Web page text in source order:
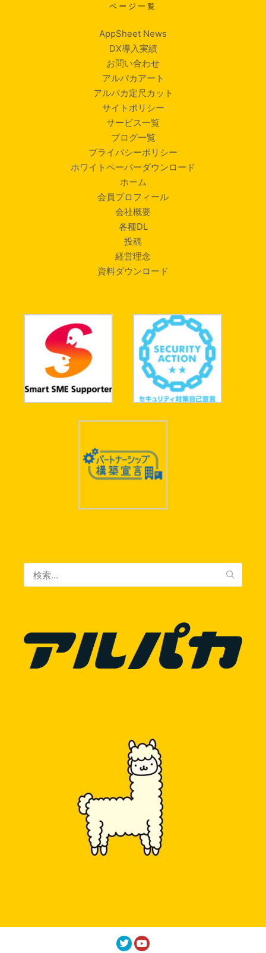
ページ一覧
AppSheet News
DX導入実績
お問い合わせ
アルパカアート
アルパカ定尺カット
サイトポリシー
サービス一覧
ブログ一覧
プライバシーポリシー
ホワイトペーパーダウンロード
ホーム
会員プロフィール
会社概要
各種DL
投稿
経営理念
資料ダウンロード